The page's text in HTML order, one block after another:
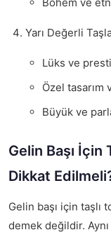
Yarı Değerli
Lüks ve
Özel
Büyük ve
Gelin Başı İçin
Dikkat
Gelin başı için taşlı
demek değildir.